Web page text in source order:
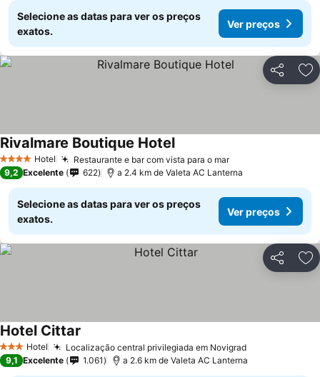
Selecione as datas para ver os preços
exatos.
Ver preços
Partilhar
4 EstrelasHotel Restaurante e bar com vista para o mar
Rivalmare Boutique Hotel
9,2 Excelente 622 a 2.4 km de Valeta AC Lanterna
Selecione as datas para ver os preços
exatos.
Ver preços
Partilhar
3 EstrelasHotel Localização central privilegiada em Novigrad
Hotel Cittar
9,1 Excelente 1.061 a 2.6 km de Valeta AC Lanterna